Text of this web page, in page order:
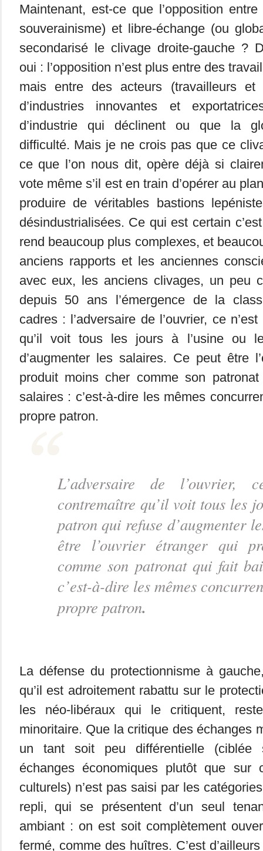
Maintenant, est-ce que l’opposition
souverainisme) et libre-échange (ou
secondarisé le clivage droite-gauche ?
oui : l’opposition n’est plus entre des
mais entre des acteurs (travailleurs et
d’industries innovantes et
d’industrie qui déclinent ou que la
difficulté. Mais je ne crois pas que ce
ce que l’on nous dit, opère déjà si
vote même s’il est en train d’opérer au
produire de véritables bastions
désindustrialisées. Ce qui est certain
rend beaucoup plus complexes, et
anciens rapports et les anciennes
avec eux, les anciens clivages, un peu
depuis 50 ans l’émergence de la
cadres : l’adversaire de l’ouvrier, ce
qu’il voit tous les jours à l’usine ou
d’augmenter les salaires. Ce peut être
produit moins cher comme son
salaires : c’est-à-dire les mêmes
propre patron.
L’adversaire de l’ouvrier,
contremaître qu’il voit tous les
patron qui refuse d’augmenter
être l’ouvrier étranger qui
comme son patronat qui fait
c’est-à-dire les mêmes
propre patron.
La défense du protectionnisme à
qu’il est adroitement rabattu sur le
les néo-libéraux qui le critiquent,
minoritaire. Que la critique des échanges
un tant soit peu différentielle
échanges économiques plutôt que sur
culturels) n’est pas saisi par les
repli, qui se présentent d’un seul
ambiant : on est soit complètement
fermé, comme des huîtres. C’est